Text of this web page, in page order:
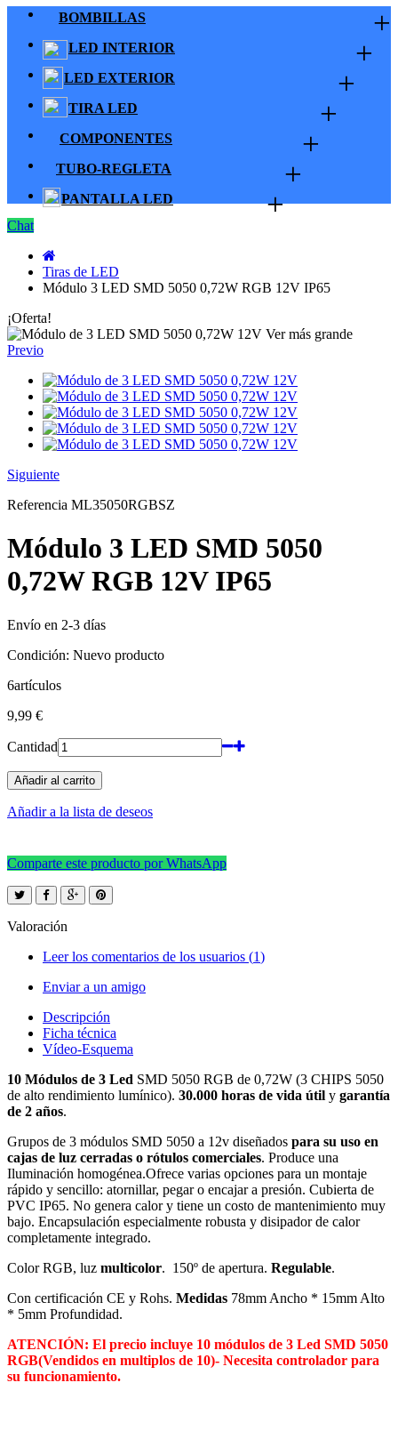
BOMBILLAS +
LED INTERIOR +
LED EXTERIOR +
TIRA LED +
COMPONENTES +
TUBO-REGLETA +
PANTALLA LED +
Chat
Tiras de LED
Módulo 3 LED SMD 5050 0,72W RGB 12V IP65
¡Oferta!
Ver más grande
Previo
Siguiente
Referencia ML35050RGBSZ
Módulo 3 LED SMD 5050
0,72W RGB 12V IP65
Envío en 2-3 días
Condición: Nuevo producto
6artículos
9,99 €
Cantidad
Añadir al carrito
Añadir a la lista de deseos
Comparte este producto por WhatsApp
Valoración
Leer los comentarios de los usuarios (1)
Enviar a un amigo
Descripción
Ficha técnica
Vídeo-Esquema
10 Módulos de 3 Led SMD 5050 RGB de 0,72W (3 CHIPS 5050
de alto rendimiento lumínico). 30.000 horas de vida útil y garantía
de 2 años.
Grupos de 3 módulos SMD 5050 a 12v diseñados para su uso en
cajas de luz cerradas o rótulos comerciales. Produce una
Iluminación homogénea.Ofrece varias opciones para un montaje
rápido y sencillo: atornillar, pegar o encajar a presión. Cubierta de
PVC IP65. No genera calor y tiene un costo de mantenimiento muy
bajo. Encapsulación especialmente robusta y disipador de calor
completamente integrado.
Color RGB, luz multicolor. 150º de apertura. Regulable.
Con certificación CE y Rohs. Medidas 78mm Ancho * 15mm Alto
* 5mm Profundidad.
ATENCIÓN: El precio incluye 10 módulos de 3 Led SMD 5050
RGB(Vendidos en multiplos de 10)- Necesita controlador para
su funcionamiento.